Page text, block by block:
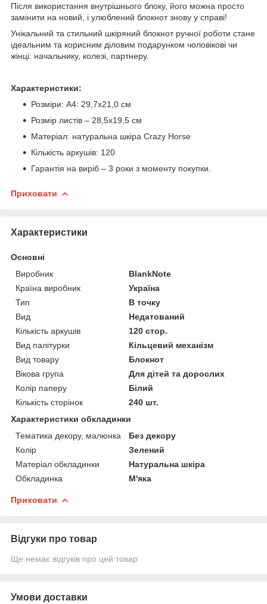
Після використання внутрішнього блоку, його можна просто
замінити на новий, і улюблений блокнот знову у справі!
Унікальний та стильний шкіряний блокнот ручної роботи стане
ідеальним та корисним діловим подарунком чоловікові чи
жінці: начальнику, колезі, партнеру.
Характеристики:
Розміри: А4: 29,7х21,0 см
Розмір листів – 28,5х19,5 см
Матеріал: натуральна шкіра Crazy Horse
Кількість аркушів: 120
Гарантія на виріб – 3 роки з моменту покупки.
Приховати
Характеристики
Основні
Виробник
BlankNote
Країна виробник
Україна
Тип
В точку
Вид
Недатований
Кількість аркушів
120 стор.
Вид палітурки
Кільцевий механізм
Вид товару
Блокнот
Вікова група
Для дітей та дорослих
Колір паперу
Білий
Кількість сторінок
240 шт.
Характеристики обкладинки
Тематика декору, малюнка
Без декору
Колір
Зелений
Матеріал обкладинки
Натуральна шкіра
Обкладинка
М'яка
Приховати
Відгуки про товар
Ще немає відгуків про цей товар
Умови доставки